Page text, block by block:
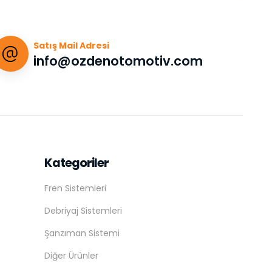
Satış Mail Adresi
info@ozdenotomotiv.com
Kategoriler
Fren Sistemleri
Debriyaj Sistemleri
Şanzıman Sistemi
Diğer Ürünler